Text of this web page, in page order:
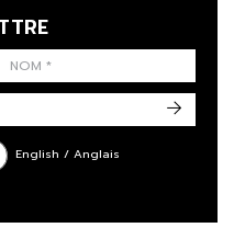
English / Anglais
->